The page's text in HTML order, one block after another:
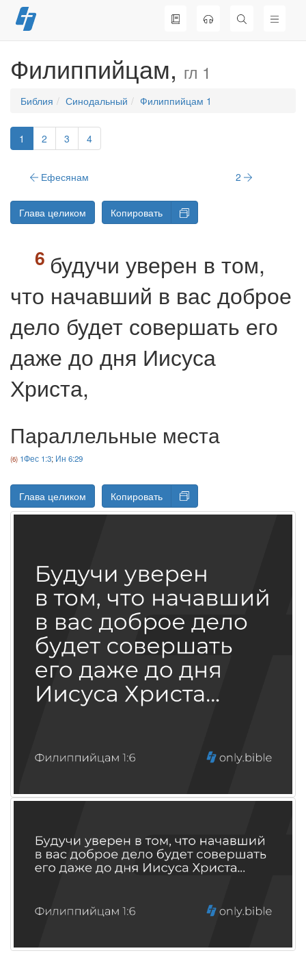
Перейти
к
Филиппийцам, гл 1
Библия Синодальный Филиппийцам 1
1 2 3 4
Ефесянам 2
Глава целиком Копировать
будучи уверен в том,
что начавший в вас доброе
дело будет совершать его
даже до дня Иисуса
Христа,
Параллельные места
1Фес 1:3; Ин 6:29
Глава целиком Копировать